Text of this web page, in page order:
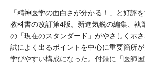
「精神医学の面白さが分かる！」と好評
教科書の改訂第4版。新進気鋭の編集、執
の「現在のスタンダード」がやさしく示
試によく出るポイントを中心に重要箇所
学びやすい構成になった。付録に「医師